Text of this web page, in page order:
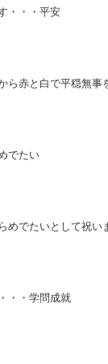
・・・平安
ら赤と白で平穏無事
でたい
めでたいとして祝い
・・学問成就